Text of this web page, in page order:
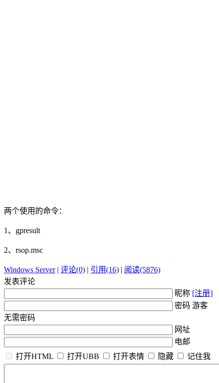
两个使用的命令：
1、gpresult
2、rsop.msc
Windows Server| 评论(0) | 引用(16) | 阅读(5876)
发表评论
昵称 [注册]
密码 游客
无需密码
网址
电邮
打开HTML
打开UBB 打开表情 隐藏 记住我